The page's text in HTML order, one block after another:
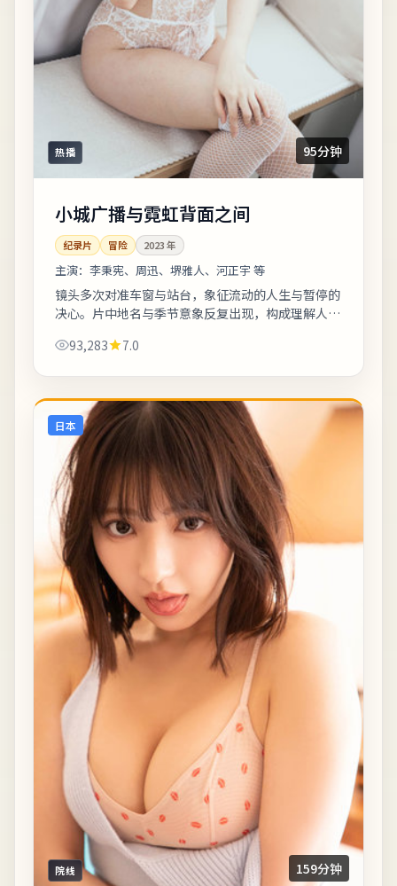
热播 95分钟
小城广播与霓虹背面之间
纪录片 冒险 2023年
主演： 李秉宪、周迅、堺雅人、河正宇 等
镜头多次对准车窗与站台，象征流动的人生与暂停的
决心。片中地名与季节意象反复出现，构成理解人物
绕声更能体会声音细节。《小城广播与霓虹...
93,283 7.0
日本
院线 159分钟